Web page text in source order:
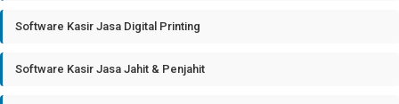
Software Kasir Jasa Digital Printing
Software Kasir Jasa Jahit & Penjahit